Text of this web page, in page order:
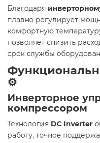
Благодаря
плавно регулирует
комфортную
позволяет снизить
срок службы
⚙️
Инверторное
компрессором
Технология DC Inverter
работу, точное